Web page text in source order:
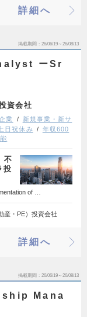
詳細へ
掲載期間 26/06/19～26/08/13
ーSr
資会社
業
新規事業・新サ
日祝休み
年収600
不
投
of …
産・PE）投資会社
詳細へ
掲載期間 26/06/19～26/08/13
Mana